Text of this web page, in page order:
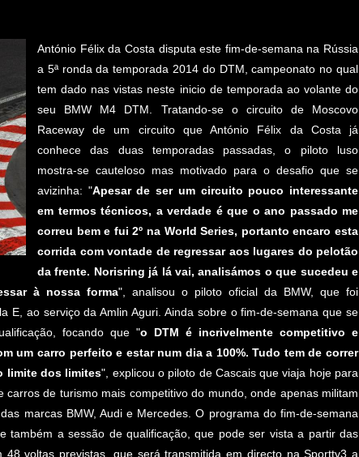
António Félix da Costa disputa este fim-de-semana na Rússia
a 5ª ronda da temporada 2014 do DTM, campeonato no qual
tem dado nas vistas neste inicio de temporada ao volante do
seu BMW M4 DTM. Tratando-se o circuito de Moscovo
Raceway de um circuito que António Félix da Costa já
conhece das duas temporadas passadas, o piloto luso
mostra-se cauteloso mas motivado para o desafio que se
avizinha: "Apesar de ser um circuito pouco interessante
em termos técnicos, a verdade é que o ano passado me
correu bem e fui 2º na World Series, portanto encaro esta
corrida com vontade de regressar aos lugares do pelotão
da frente. Norisring já lá vai, analisámos o que sucedeu e
à nossa forma", analisou o piloto oficial da BMW, que foi
E, ao serviço da Amlin Aguri. Ainda sobre o fim-de-semana que se
focando que "o DTM é incrivelmente competitivo e
um carro perfeito e estar num dia a 100%. Tudo tem de correr
limite dos limites", explicou o piloto de Cascais que viaja hoje para
de turismo mais competitivo do mundo, onde apenas militam
marcas BMW, Audi e Mercedes. O programa do fim-de-semana
também a sessão de qualificação, que pode ser vista a partir das
voltas previstas, que será transmitida em directo na Sporttv3 a